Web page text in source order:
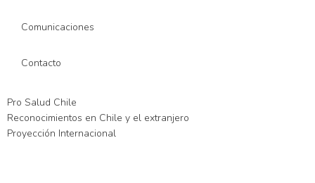
Comunicaciones
Contacto
Pro Salud Chile
Reconocimientos en Chile y el extranjero
Proyección Internacional